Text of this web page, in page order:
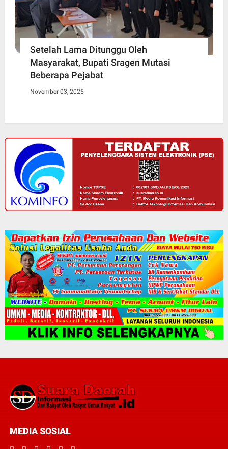
Setelah Lama Ditunggu Oleh
Masyarakat, Bupati Sragen Mutasi
Beberapa Pejabat
November 03, 2025
MEDIA SOSIAL